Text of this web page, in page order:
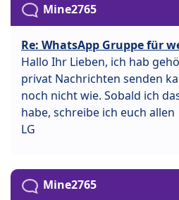
Mine2765
Re: WhatsApp Gruppe für
Hallo Ihr Lieben, ich hab
privat Nachrichten senden
noch nicht wie. Sobald ich
habe, schreibe ich euch allen
LG
Mine2765